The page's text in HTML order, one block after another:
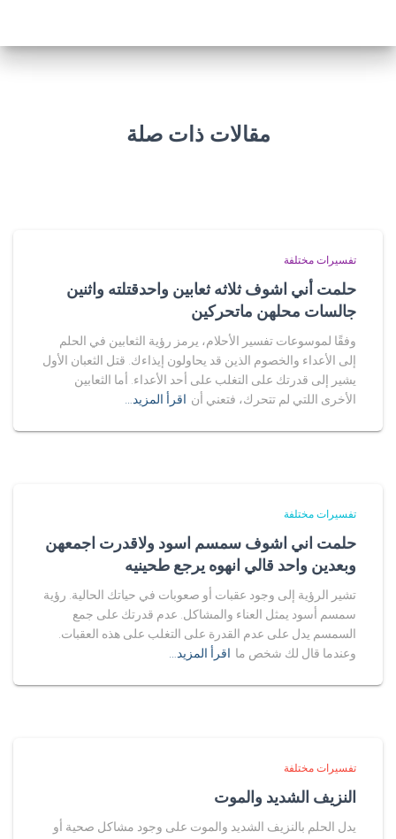
مقالات ذات صلة
تفسيرات مختلفة
حلمت أني اشوف ثلاثه ثعابين واحدقتلته واثنين
جالسات محلهن ماتحركين
وفقًا لموسوعات تفسير الأحلام، يرمز رؤية الثعابين في الحلم
إلى الأعداء والخصوم الذين قد يحاولون إيذاءك. قتل الثعبان الأول
يشير إلى قدرتك على التغلب على أحد الأعداء. أما الثعابين
الأخرى اللتي لم تتحرك، فتعني أن اقرأ المزيد…
تفسيرات مختلفة
حلمت اني اشوف سمسم اسود ولاقدرت اجمعهن
وبعدين واحد قالي انهوه يرجع طحينيه
تشير الرؤية إلى وجود عقبات أو صعوبات في حياتك الحالية. رؤية
سمسم أسود يمثل العناء والمشاكل. عدم قدرتك على جمع
السمسم يدل على عدم القدرة على التغلب على هذه العقبات.
وعندما قال لك شخص ما اقرأ المزيد…
تفسيرات مختلفة
النزيف الشديد والموت
يدل الحلم بالنزيف الشديد والموت على وجود مشاكل صحية أو